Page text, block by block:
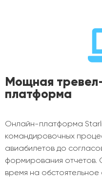
Мощная
платформа
Онлайн-платформа
командировочных
авиабилетов до
формирования отчетов.
время на